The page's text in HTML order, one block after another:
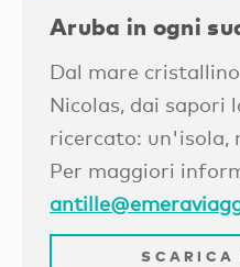
Aruba in ogni
Dal mare
Nicolas, dai sapori
ricercato: un'isola,
Per maggiori
SCARICA